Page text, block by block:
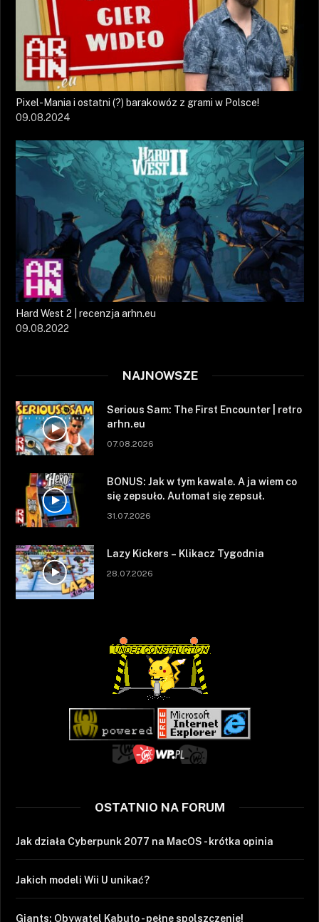
Pixel-Mania i ostatni (?) barakowóz z grami w Polsce!
09.08.2024
Hard West 2 | recenzja arhn.eu
09.08.2022
NAJNOWSZE
Serious Sam: The First Encounter | retro
arhn.eu
07.08.2026
BONUS: Jak w tym kawale. A ja wiem co
się zepsuło. Automat się zepsuł.
31.07.2026
Lazy Kickers – Klikacz Tygodnia
28.07.2026
OSTATNIO NA FORUM
Jak działa Cyberpunk 2077 na MacOS - krótka opinia
Jakich modeli Wii U unikać?
Giants: Obywatel Kabuto - pełne spolszczenie!